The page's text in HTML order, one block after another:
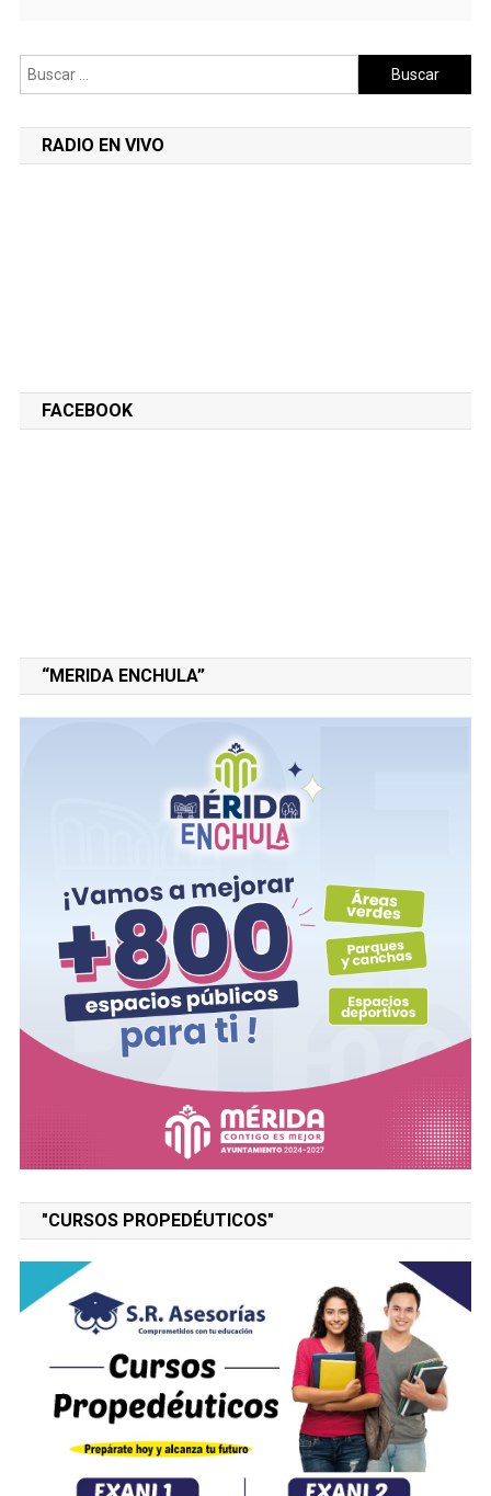
Buscar:
RADIO EN VIVO
FACEBOOK
“MERIDA ENCHULA”
"CURSOS PROPEDÉUTICOS"